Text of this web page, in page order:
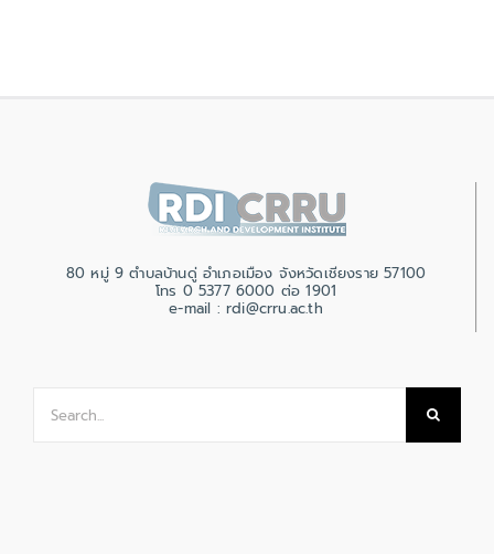
80 หมู่ 9 ตำบลบ้านดู่ อำเภอเมือง จังหวัดเชียงราย 57100
โทร 0 5377 6000 ต่อ 1901
e-mail : rdi@crru.ac.th
for: